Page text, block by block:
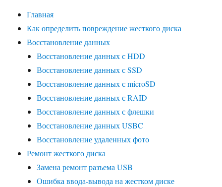
Главная
Как определить повреждение жесткого диска
Восстановление данных
Восстановление данных с HDD
Восстановление данных с SSD
Восстановление данных с microSD
Восстановление данных с RAID
Восстановление данных с флешки
Восстановление данных USBC
Восстановление удаленных фото
Ремонт жесткого диска
Замена ремонт разъема USB
Ошибка ввода-вывода на жестком диске